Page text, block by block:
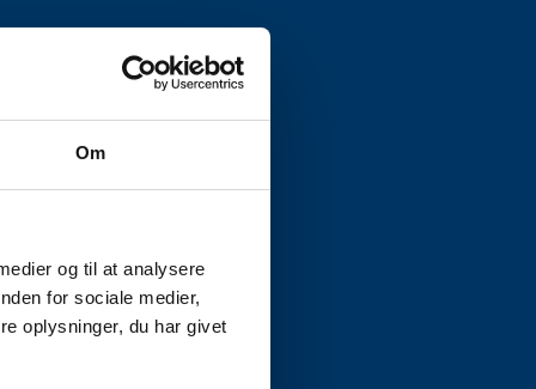
Om
og til at analysere
for sociale medier,
oplysninger, du har givet